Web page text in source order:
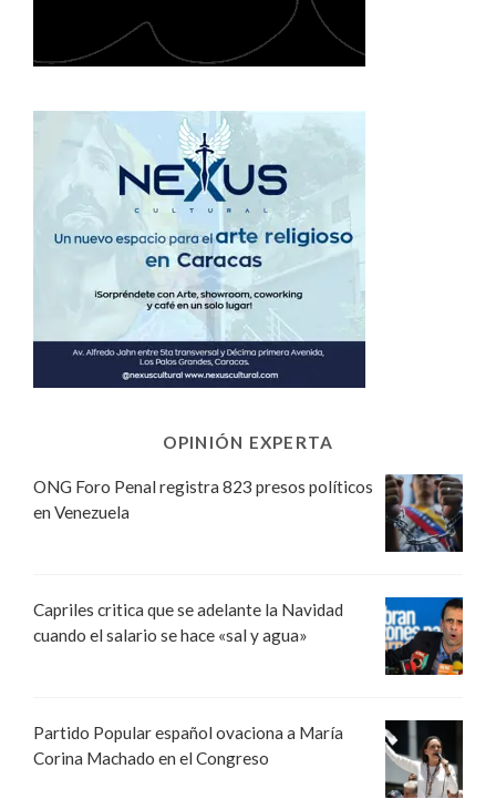
OPINIÓN EXPERTA
ONG Foro Penal registra 823 presos políticos
en Venezuela
Capriles critica que se adelante la Navidad
cuando el salario se hace «sal y agua»
Partido Popular español ovaciona a María
Corina Machado en el Congreso